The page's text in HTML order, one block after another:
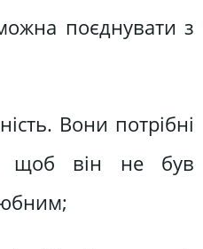
поєднувати з
Вони потрібні
щоб він не був